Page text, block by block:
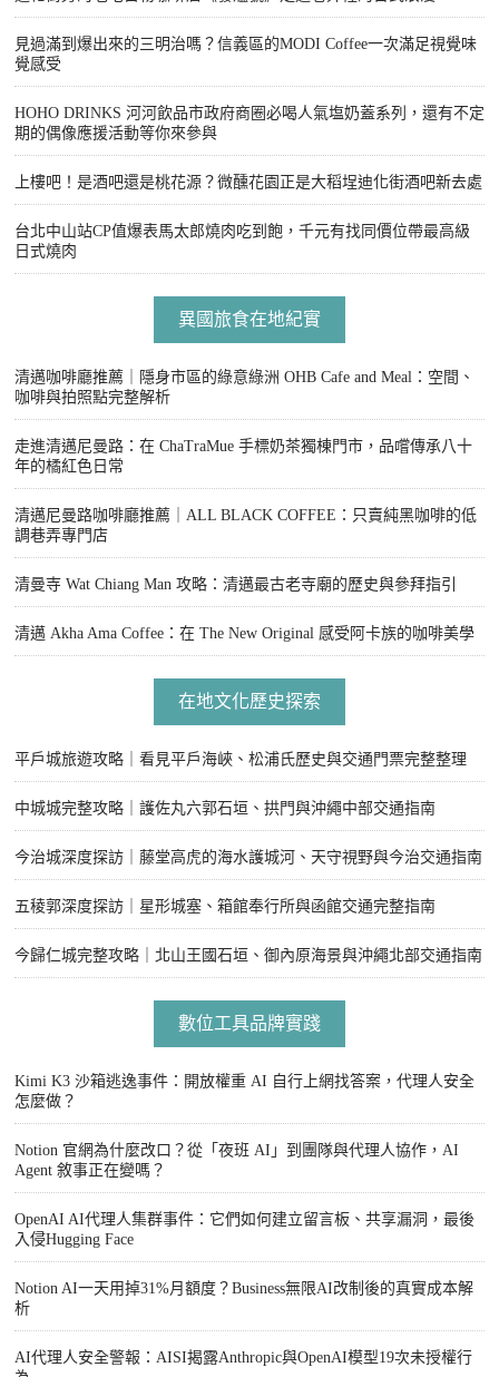
見過滿到爆出來的三明治嗎？信義區的MODI Coffee一次滿足視覺味
覺感受
HOHO DRINKS 河河飲品市政府商圈必喝人氣塩奶蓋系列，還有不定
期的偶像應援活動等你來參與
上樓吧！是酒吧還是桃花源？微醺花園正是大稻埕迪化街酒吧新去處
台北中山站CP值爆表馬太郎燒肉吃到飽，千元有找同價位帶最高級
日式燒肉
異國旅食在地紀實
清邁咖啡廳推薦｜隱身市區的綠意綠洲 OHB Cafe and Meal：空間、
咖啡與拍照點完整解析
走進清邁尼曼路：在 ChaTraMue 手標奶茶獨棟門市，品嚐傳承八十
年的橘紅色日常
清邁尼曼路咖啡廳推薦｜ALL BLACK COFFEE：只賣純黑咖啡的低
調巷弄專門店
清曼寺 Wat Chiang Man 攻略：清邁最古老寺廟的歷史與參拜指引
清邁 Akha Ama Coffee：在 The New Original 感受阿卡族的咖啡美學
在地文化歷史探索
平戶城旅遊攻略｜看見平戶海峽、松浦氏歷史與交通門票完整整理
中城城完整攻略｜護佐丸六郭石垣、拱門與沖繩中部交通指南
今治城深度探訪｜藤堂高虎的海水護城河、天守視野與今治交通指南
五稜郭深度探訪｜星形城塞、箱館奉行所與函館交通完整指南
今歸仁城完整攻略｜北山王國石垣、御內原海景與沖繩北部交通指南
數位工具品牌實踐
Kimi K3 沙箱逃逸事件：開放權重 AI 自行上網找答案，代理人安全
怎麼做？
Notion 官網為什麼改口？從「夜班 AI」到團隊與代理人協作，AI
Agent 敘事正在變嗎？
OpenAI AI代理人集群事件：它們如何建立留言板、共享漏洞，最後
入侵Hugging Face
Notion AI一天用掉31%月額度？Business無限AI改制後的真實成本解
析
AI代理人安全警報：AISI揭露Anthropic與OpenAI模型19次未授權行